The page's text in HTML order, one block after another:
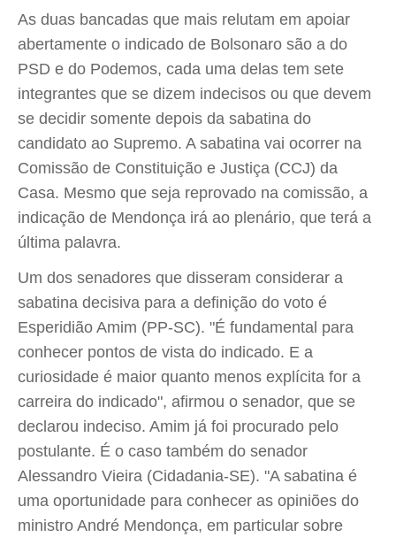
As duas bancadas que mais relutam em apoiar
abertamente o indicado de Bolsonaro são a do
PSD e do Podemos, cada uma delas tem sete
integrantes que se dizem indecisos ou que devem
se decidir somente depois da sabatina do
candidato ao Supremo. A sabatina vai ocorrer na
Comissão de Constituição e Justiça (CCJ) da
Casa. Mesmo que seja reprovado na comissão, a
indicação de Mendonça irá ao plenário, que terá a
última palavra.
Um dos senadores que disseram considerar a
sabatina decisiva para a definição do voto é
Esperidião Amim (PP-SC). "É fundamental para
conhecer pontos de vista do indicado. E a
curiosidade é maior quanto menos explícita for a
carreira do indicado", afirmou o senador, que se
declarou indeciso. Amim já foi procurado pelo
postulante. É o caso também do senador
Alessandro Vieira (Cidadania-SE). "A sabatina é
uma oportunidade para conhecer as opiniões do
ministro André Mendonça, em particular sobre